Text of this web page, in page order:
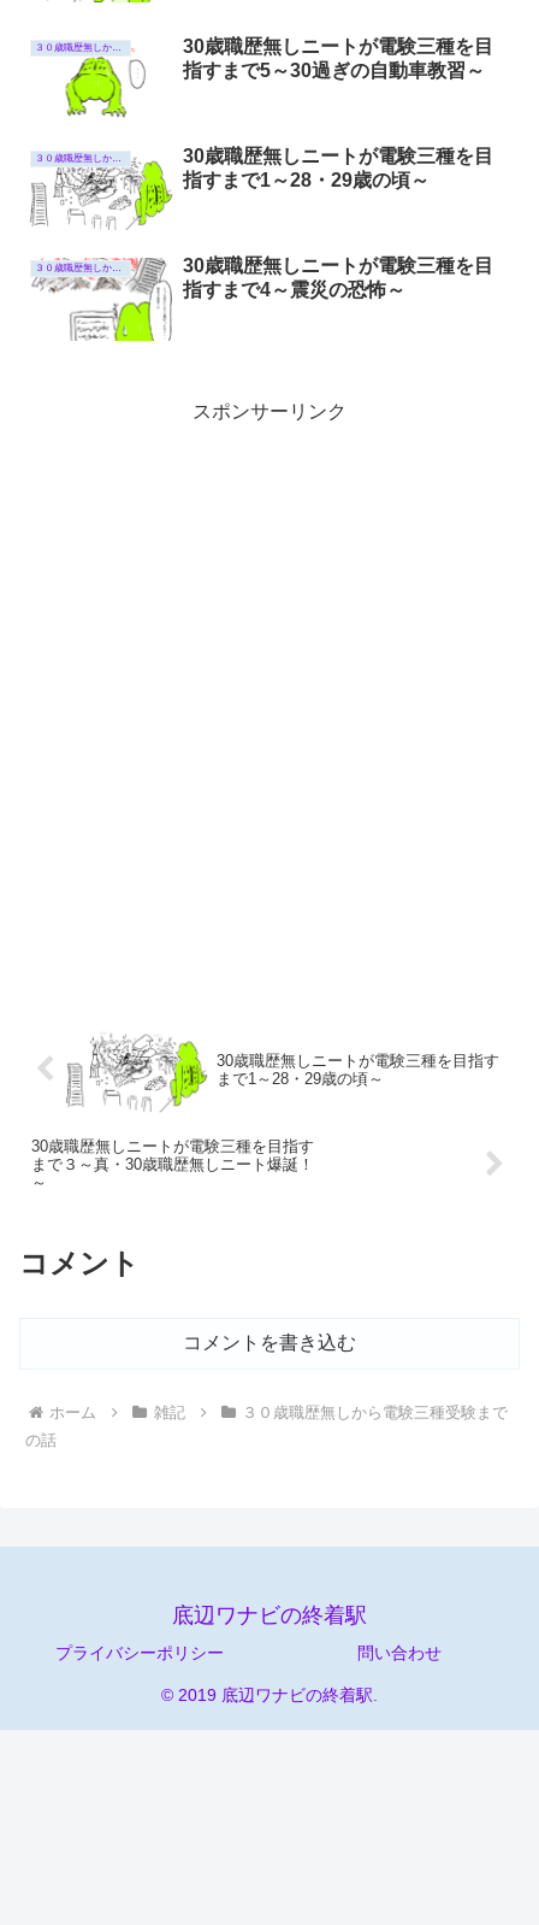
３０歳職歴無しから電験三種受験までの話
30歳職歴無しニートが電験三種を目
指すまで5～30過ぎの自動車教習～
３０歳職歴無しから電験三種受験までの話
30歳職歴無しニートが電験三種を目
指すまで1～28・29歳の頃～
３０歳職歴無しから電験三種受験までの話
30歳職歴無しニートが電験三種を目
指すまで4～震災の恐怖～
スポンサーリンク
30歳職歴無しニートが電験三種を目指す
まで1～28・29歳の頃～
30歳職歴無しニートが電験三種を目指す
まで３～真・30歳職歴無しニート爆誕！
～
コメント
コメントを書き込む
ホーム 雑記
３０歳職歴無しから電験三種受験まで
の話
底辺ワナビの終着駅
プライバシーポリシー 問い合わせ
© 2019 底辺ワナビの終着駅.